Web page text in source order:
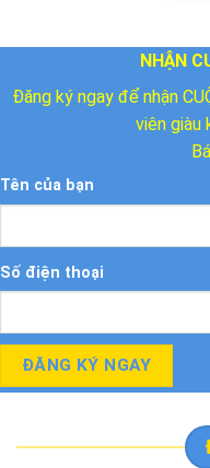
NHẬN
Đăng ký ngay để nhận
viên giàu
Tên của bạn
Số điện thoại